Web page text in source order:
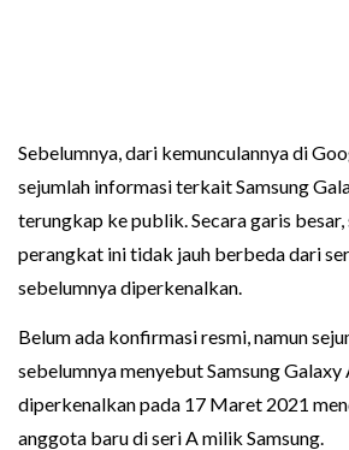
Sebelumnya, dari kemunculannya di
sejumlah informasi terkait Samsung
terungkap ke publik. Secara garis
perangkat ini tidak jauh berbeda dari
sebelumnya diperkenalkan.
Belum ada konfirmasi resmi, namun
sebelumnya menyebut Samsung
diperkenalkan pada 17 Maret 2021
anggota baru di seri A milik Samsung.